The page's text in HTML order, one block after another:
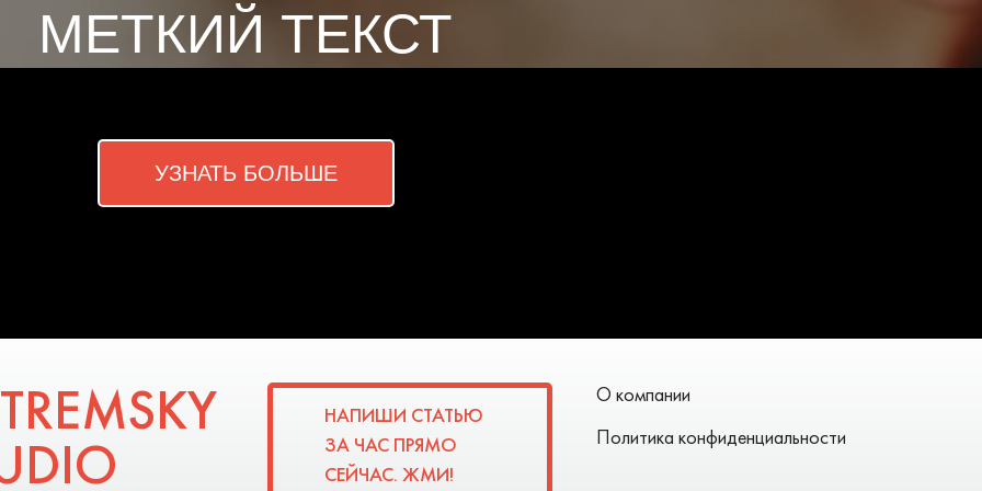
МЕТКИЙ ТЕКСТ
УЗНАТЬ БОЛЬШЕ
НАПИШИ СТАТЬЮ
ЗА ЧАС ПРЯМО
СЕЙЧАС. ЖМИ!
О компании
Политика конфиденциальности